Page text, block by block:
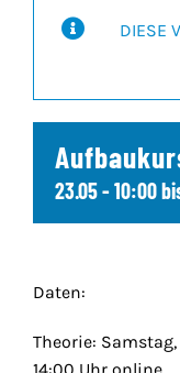
Downloads
Über uns
DIESE
23.05 - 10:00
Daten:
Theorie: